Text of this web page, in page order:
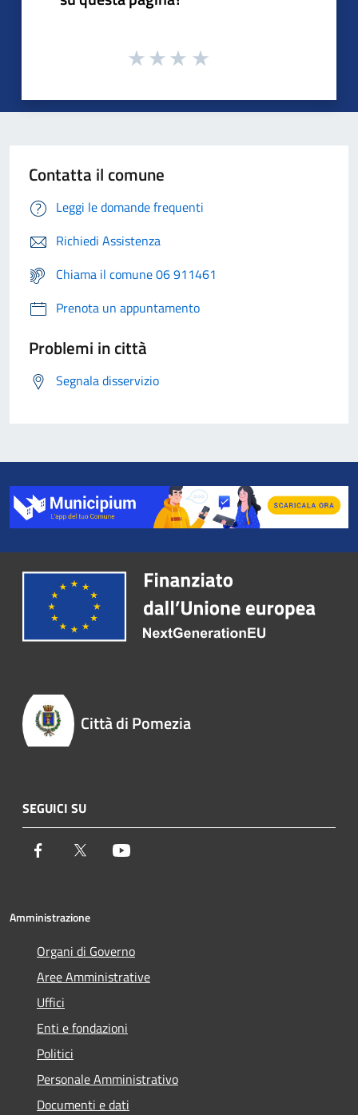
Contatta il comune
Leggi le domande frequenti
Richiedi Assistenza
Chiama il comune 06 911461
Prenota un appuntamento
Problemi in città
Segnala disservizio
Città di Pomezia
SEGUICI SU
Facebook Twitter
Amministrazione
Organi di Governo
Aree Amministrative
Uffici
Enti e fondazioni
Politici
Personale Amministrativo
Documenti e dati